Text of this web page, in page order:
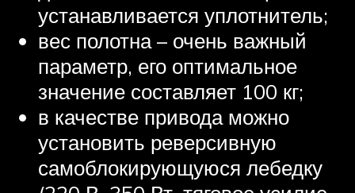
устанавливается уплотнитель;
вес полотна – очень важный
параметр, его оптимальное
значение составляет 100 кг;
в качестве привода можно
установить реверсивную
самоблокирующуюся лебедку